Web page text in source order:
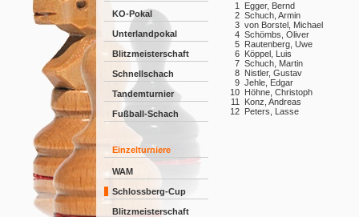
KO-Pokal
Unterlandpokal
Blitzmeisterschaft
Schnellschach
Tandemturnier
Fußball-Schach
Einzelturniere
WAM
Schlossberg-Cup
Blitzmeisterschaft
1
Egger, Bernd
2 Schuch, Armin
3 von Borstel, Michael
4 Schömbs, Oliver
5 Rautenberg, Uwe
6 Köppel, Luis
7 Schuch, Martin
8 Nistler, Gustav
9 Jehle, Edgar
10 Höhne, Christoph
11
Konz, Andreas
12 Peters, Lasse